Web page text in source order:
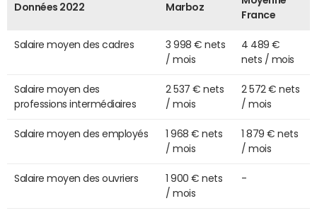
Données 2022 Marboz
France
Salaire moyen des cadres
3 998 € nets
/ mois
4 489 €
nets / mois
Salaire moyen des
professions intermédiaires
2 537 € nets
/ mois
2 572 € nets
/ mois
Salaire moyen des employés
1 968 € nets
/ mois
1 879 € nets
/ mois
Salaire moyen des ouvriers
1 900 € nets
/ mois
-